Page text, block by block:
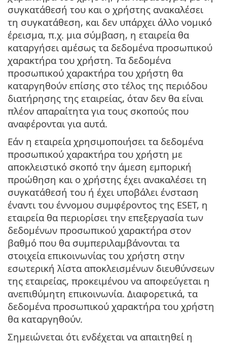
συγκατάθεσή του και ο χρήστης ανακαλέσει
τη συγκατάθεση, και δεν υπάρχει άλλο νομικό
έρεισμα, π.χ. μια σύμβαση, η εταιρεία θα
καταργήσει αμέσως τα δεδομένα προσωπικού
χαρακτήρα του χρήστη. Τα δεδομένα
προσωπικού χαρακτήρα του χρήστη θα
καταργηθούν επίσης στο τέλος της περιόδου
διατήρησης της εταιρείας, όταν δεν θα είναι
πλέον απαραίτητα για τους σκοπούς που
αναφέρονται για αυτά.
Εάν η εταιρεία χρησιμοποιήσει τα δεδομένα
προσωπικού χαρακτήρα του χρήστη με
αποκλειστικό σκοπό την άμεση εμπορική
προώθηση και ο χρήστης έχει ανακαλέσει τη
συγκατάθεσή του ή έχει υποβάλει ένσταση
έναντι του έννομου συμφέροντος της ESET, η
εταιρεία θα περιορίσει την επεξεργασία των
δεδομένων προσωπικού χαρακτήρα στον
βαθμό που θα συμπεριλαμβάνονται τα
στοιχεία επικοινωνίας του χρήστη στην
εσωτερική λίστα αποκλεισμένων διευθύνσεων
της εταιρείας, προκειμένου να αποφεύγεται η
ανεπιθύμητη επικοινωνία. Διαφορετικά, τα
δεδομένα προσωπικού χαρακτήρα του χρήστη
θα καταργηθούν.
Σημειώνεται ότι ενδέχεται να απαιτηθεί η